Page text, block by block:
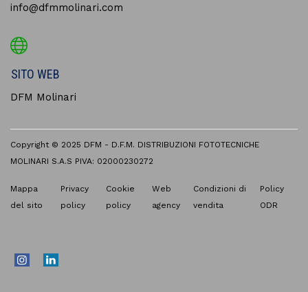
info@dfmmolinari.com
SITO WEB
DFM Molinari
Copyright © 2025 DFM - D.F.M. DISTRIBUZIONI FOTOTECNICHE
MOLINARI S.A.S PIVA: 02000230272
Mappa
del sito
Privacy
policy
Cookie
policy
Web
agency
Condizioni di
vendita
Policy
ODR